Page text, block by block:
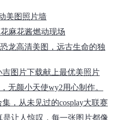
美图照片墙
麻花酱燃动现场
龙高清美图，远古生命的独
吉图片下载献上最优美照片
无颜小天使wy2用心制作。
，从未见过的cosplay大联赛
是让人惊叹，每一张图片都像